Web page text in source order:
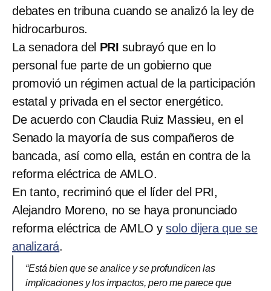
debates en tribuna cuando se analizó la ley de
hidrocarburos.
La senadora del PRI subrayó que en lo
personal fue parte de un gobierno que
promovió un régimen actual de la participación
estatal y privada en el sector energético.
De acuerdo con Claudia Ruiz Massieu, en el
Senado la mayoría de sus compañeros de
bancada, así como ella, están en contra de la
reforma eléctrica de AMLO.
En tanto, recriminó que el líder del PRI,
Alejandro Moreno, no se haya pronunciado
reforma eléctrica de AMLO ysolo dijera que se
analizará.
“Está bien que se analice y se profundicen las
implicaciones y los impactos, pero me parece que